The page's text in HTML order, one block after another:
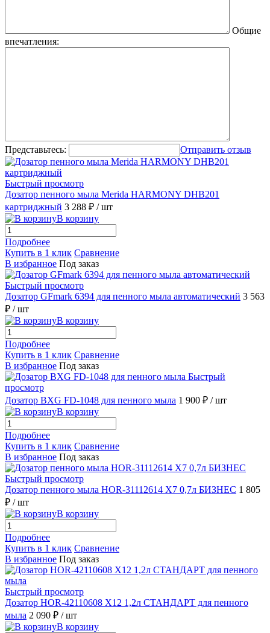
Общие
впечатления:
Представьтесь: Отправить отзыв
Быстрый просмотр
Дозатор пенного мыла Merida HARMONY DHB201
картриджный 3 288 ₽ / шт
В корзину
Подробнее
Купить в 1 клик Сравнение
В избранное Под заказ
Быстрый просмотр
Дозатор GFmark 6394 для пенного мыла автоматический 3 563
₽ / шт
В корзину
Подробнее
Купить в 1 клик Сравнение
В избранное Под заказ
Быстрый
просмотр
Дозатор BXG FD-1048 для пенного мыла 1 900 ₽ / шт
В корзину
Подробнее
Купить в 1 клик Сравнение
В избранное Под заказ
Быстрый просмотр
Дозатор пенного мыла HOR-31112614 X7 0,7л БИЗНЕС 1 805
₽ / шт
В корзину
Подробнее
Купить в 1 клик Сравнение
В избранное Под заказ
Быстрый просмотр
Дозатор HOR-42110608 X12 1,2л СТАНДАРТ для пенного
мыла 2 090 ₽ / шт
В корзину